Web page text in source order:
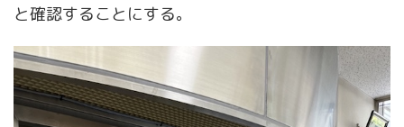
と確認することにする。